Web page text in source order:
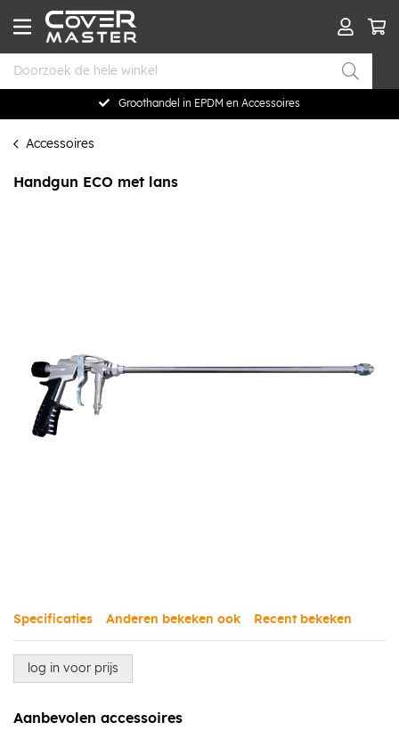
Groothandel in EPDM en Accessoires
Accessoires
Handgun ECO met lans
Specificaties Anderen bekeken ook Recent bekeken
log in voor prijs
Aanbevolen accessoires